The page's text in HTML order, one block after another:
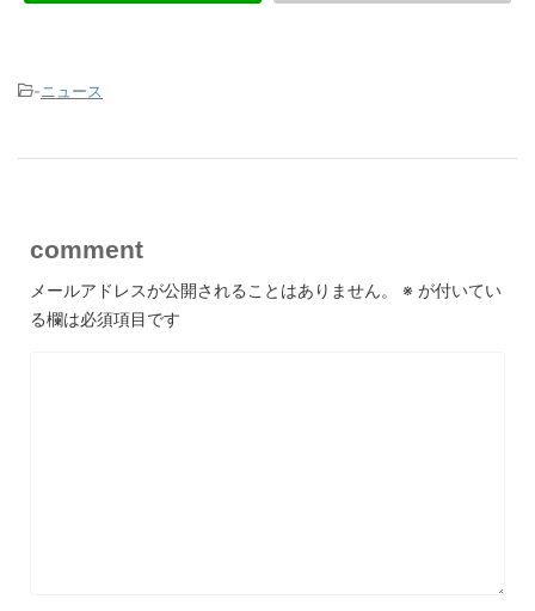
-ニュース
comment
メールアドレスが公開されることはありません。 ※ が付いてい
る欄は必須項目です